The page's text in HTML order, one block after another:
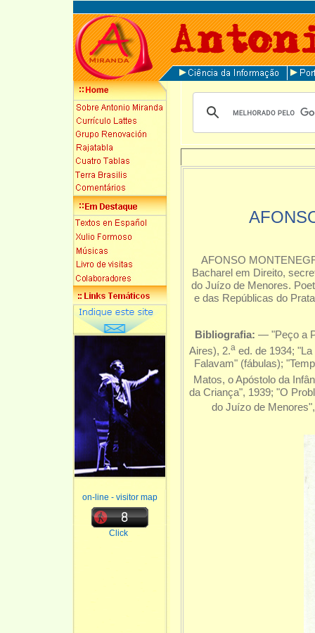
on-line - visitor map
Click
AFONSO
Bacharel em Direito,
do Juízo de Menores.
e das Repúblicas do
Bibliografia: — "Peço a
Aires), 2.a ed. de 1934;
Falavam" (fábulas);
Matos, o Apóstolo da
da Criança", 1939; "O
do Juízo de